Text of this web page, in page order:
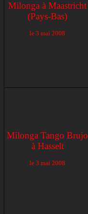
Milonga à Maastricht
(Pays-Bas)
le 3 mai 2008
Milonga Tango Brujo
à Hasselt
le 3 mai 2008